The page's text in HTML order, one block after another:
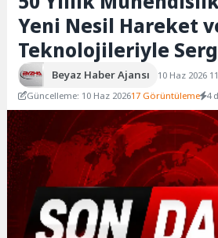
Yeni Nesil Hareket
Teknolojileriyle
Beyaz Haber Ajansı
10 Haz 2026
Güncelleme: 10 Haz 202617 Görüntüleme 4